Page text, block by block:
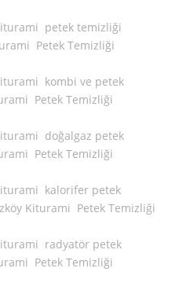
petek temizliği
Petek Temizliği
kombi ve petek
Petek Temizliği
doğalgaz petek
Petek Temizliği
kalorifer petek
Kiturami Petek Temizliği
radyatör petek
Petek Temizliği